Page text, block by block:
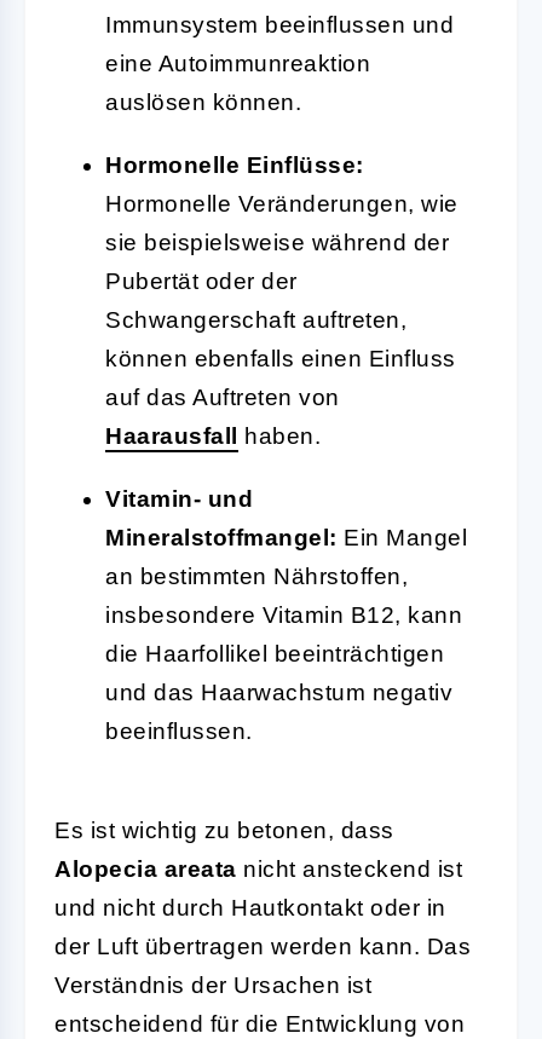
Immunsystem beeinflussen und
eine Autoimmunreaktion
auslösen können.
Hormonelle Einflüsse:
Hormonelle Veränderungen, wie
sie beispielsweise während der
Pubertät oder der
Schwangerschaft auftreten,
können ebenfalls einen Einfluss
auf das Auftreten von
Haarausfall haben.
Vitamin- und
Mineralstoffmangel: Ein Mangel
an bestimmten Nährstoffen,
insbesondere Vitamin B12, kann
die Haarfollikel beeinträchtigen
und das Haarwachstum negativ
beeinflussen.
Es ist wichtig zu betonen, dass
Alopecia areata nicht ansteckend ist
und nicht durch Hautkontakt oder in
der Luft übertragen werden kann. Das
Verständnis der Ursachen ist
entscheidend für die Entwicklung von